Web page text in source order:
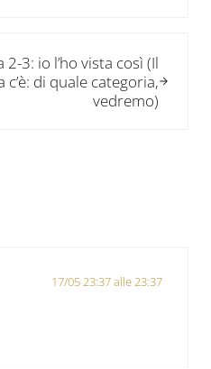
3: io l’ho vista così (Il
c’è: di quale categoria,
vedremo)
17/05 23:37 alle 23:37